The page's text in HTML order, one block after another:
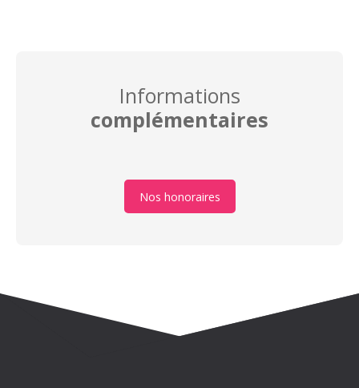
Informations
complémentaires
Nos honoraires